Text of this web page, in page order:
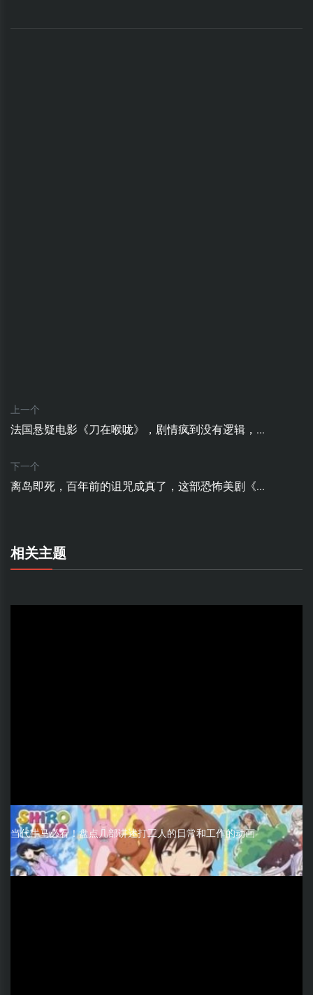
上一个
法国悬疑电影《刀在喉咙》，剧情疯到没有逻辑，...
下一个
离岛即死，百年前的诅咒成真了，这部恐怖美剧《...
相关主题
当代牛马必看！盘点几部讲述打工人的日常和工作的动画